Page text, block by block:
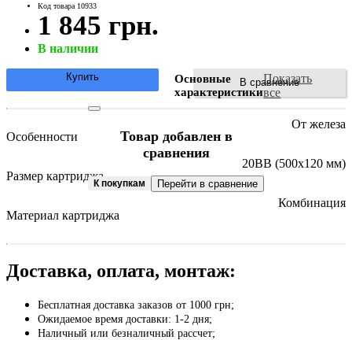
Код товара 10933
1 845 грн.
В наличии
В сравнение
Купить
Основные
характеристики
Показать
все
Особенности
От железа
Размер картриджа
20BB (500х120 мм)
Материал картриджа
Комбинация
Доставка, оплата, монтаж:
Бесплатная доставка заказов от 1000 грн;
Ожидаемое время доставки: 1-2 дня;
Наличный или безналичный рассчет;
Товар добавлен в
сравнения
К покупкам Перейти в сравнение